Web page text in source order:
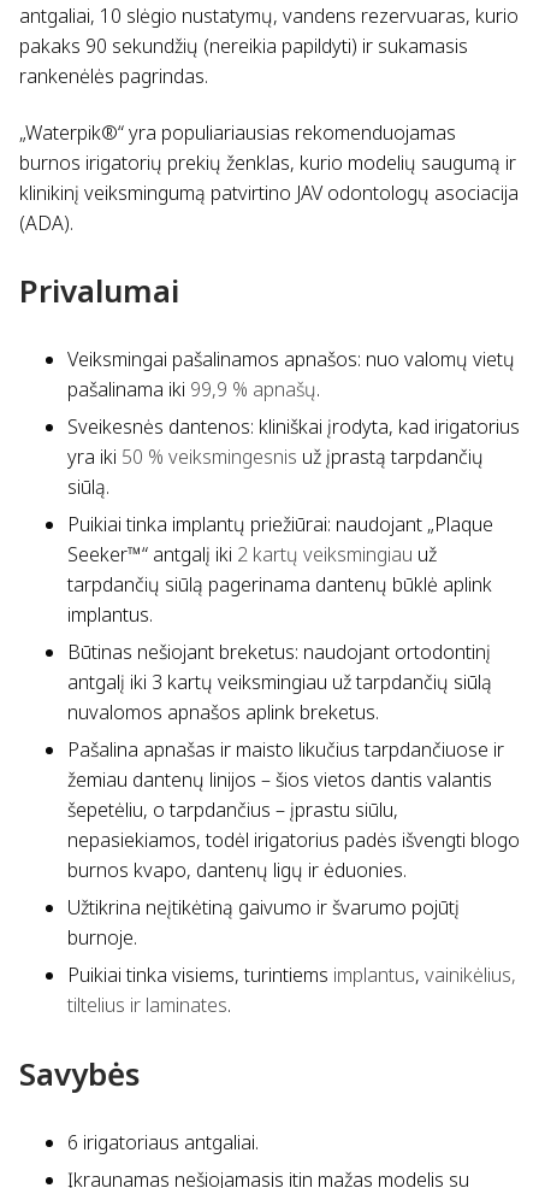
antgaliai, 10 slėgio nustatymų, vandens rezervuaras, kurio
pakaks 90 sekundžių (nereikia papildyti) ir sukamasis
rankenėlės pagrindas.
„Waterpik®“ yra populiariausias rekomenduojamas
burnos irigatorių prekių ženklas, kurio modelių saugumą ir
klinikinį veiksmingumą patvirtino JAV odontologų asociacija
(ADA).
Privalumai
Veiksmingai pašalinamos apnašos: nuo valomų vietų
pašalinama iki 99,9 % apnašų.
Sveikesnės dantenos: kliniškai įrodyta, kad irigatorius
yra iki 50 % veiksmingesnis už įprastą tarpdančių
siūlą.
Puikiai tinka implantų priežiūrai: naudojant „Plaque
Seeker™“ antgalį iki 2 kartų veiksmingiau už
tarpdančių siūlą pagerinama dantenų būklė aplink
implantus.
Būtinas nešiojant breketus: naudojant ortodontinį
antgalį iki 3 kartų veiksmingiau už tarpdančių siūlą
nuvalomos apnašos aplink breketus.
Pašalina apnašas ir maisto likučius tarpdančiuose ir
žemiau dantenų linijos – šios vietos dantis valantis
šepetėliu, o tarpdančius – įprastu siūlu,
nepasiekiamos, todėl irigatorius padės išvengti blogo
burnos kvapo, dantenų ligų ir ėduonies.
Užtikrina neįtikėtiną gaivumo ir švarumo pojūtį
burnoje.
Puikiai tinka visiems, turintiems implantus, vainikėlius,
tiltelius ir laminates.
Savybės
6 irigatoriaus antgaliai.
Įkraunamas nešiojamasis itin mažas modelis su